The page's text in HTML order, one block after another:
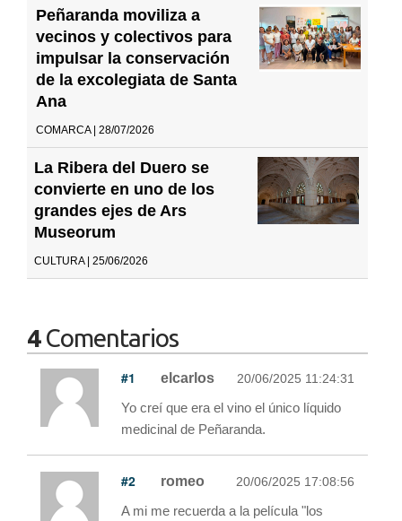
Peñaranda moviliza a
vecinos y colectivos para
impulsar la conservación
de la excolegiata de Santa
Ana
COMARCA | 28/07/2026
La Ribera del Duero se
convierte en uno de los
grandes ejes de Ars
Museorum
CULTURA | 25/06/2026
4Comentarios
#1 elcarlos 20/06/2025 11:24:31
Yo creí que era el vino el único líquido
medicinal de Peñaranda.
#2 romeo 20/06/2025 17:08:56
A mi me recuerda a la película "los